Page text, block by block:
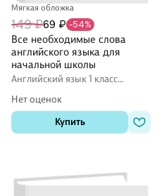
Мягкая обложка
149 ₽69 ₽ -54%
Все необходимые слова
английского языка для
начальной школы
Английский язык 1 класс
Нет оценок
Купить